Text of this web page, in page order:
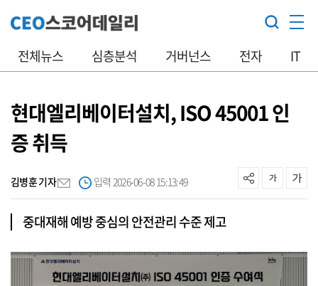
전체뉴스 심층분석 거버넌스 전자 IT
현대엘리베이터설치, ISO 45001 인
증 취득
김병훈 기자 입력 2026-06-08 15:13:49
중대재해 예방 중심의 안전관리 수준 제고